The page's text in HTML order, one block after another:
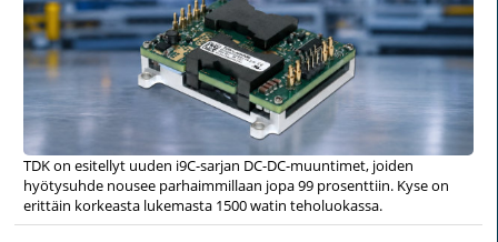
TDK on esitellyt uuden i9C-sarjan DC-DC-muuntimet, joiden
hyötysuhde nousee parhaimmillaan jopa 99 prosenttiin. Kyse on
erittäin korkeasta lukemasta 1500 watin teholuokassa.